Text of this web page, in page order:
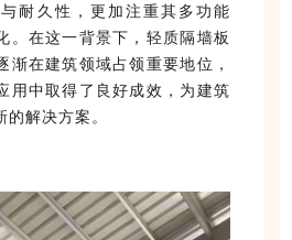
耐久性，更加注重其多功能
。在这一背景下，轻质隔墙板
渐在建筑领域占领重要地位，
用中取得了良好成效，为建筑
解决方案。